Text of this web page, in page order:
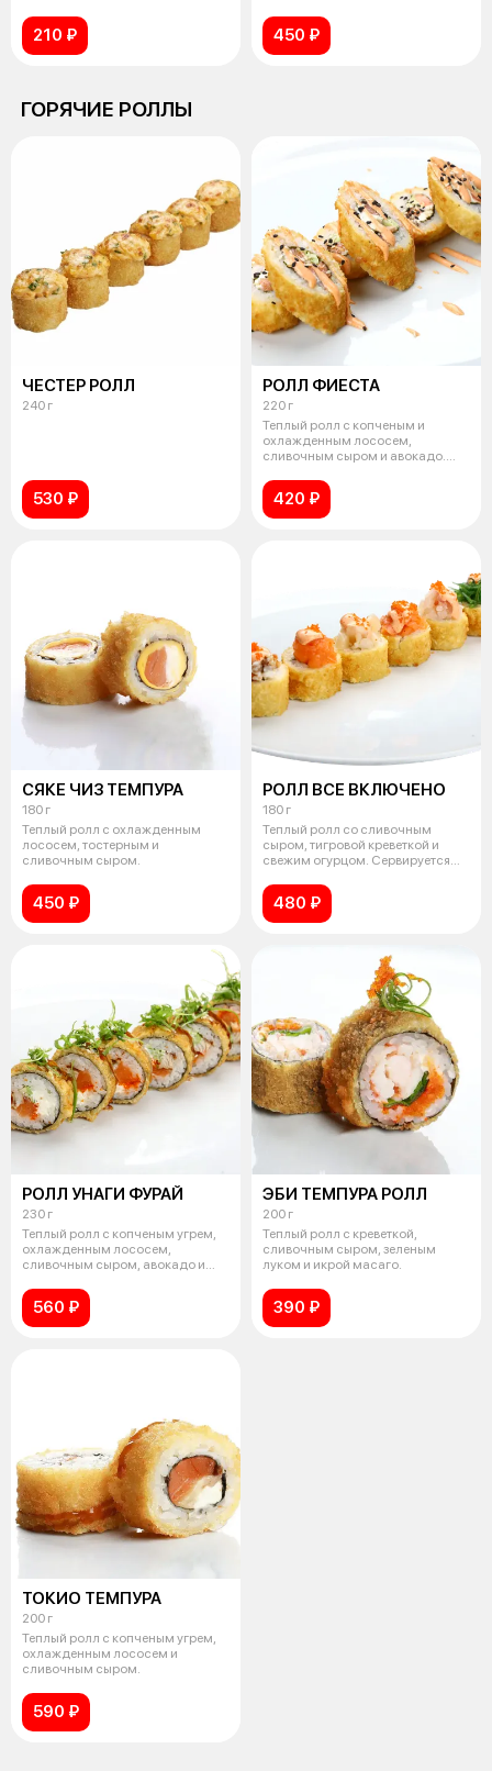
210 ₽ 450 ₽
ГОРЯЧИЕ РОЛЛЫ
ЧЕСТЕР РОЛЛ
240 г
530 ₽
РОЛЛ ФИЕСТА
220 г
Теплый ролл с копченым и
охлажденным лососем,
сливочным сыром и авокадо.
420 ₽
СЯКЕ ЧИЗ ТЕМПУРА
180 г
Теплый ролл с охлажденным
лососем, тостерным и
сливочным сыром.
450 ₽
РОЛЛ ВСЕ ВКЛЮЧЕНО
180 г
Теплый ролл со сливочным
сыром, тигровой креветкой и
свежим огурцом. Сервируется
480 ₽
РОЛЛ УНАГИ ФУРАЙ
230 г
Теплый ролл с копченым угрем,
охлажденным лососем,
сливочным сыром, авокадо и
560 ₽
ЭБИ ТЕМПУРА РОЛЛ
200 г
Теплый ролл с креветкой,
сливочным сыром, зеленым
луком и икрой масаго.
390 ₽
ТОКИО ТЕМПУРА
200 г
Теплый ролл с копченым угрем,
охлажденным лососем и
сливочным сыром.
590 ₽